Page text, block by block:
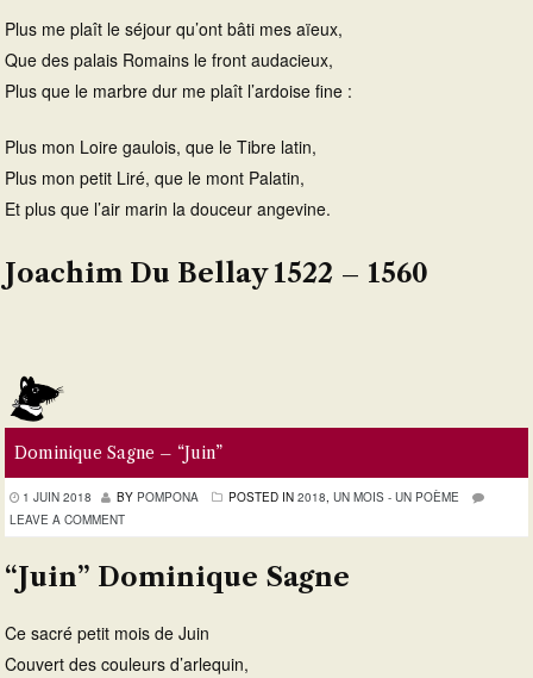
Plus me plaît le séjour qu’ont bâti mes aïeux,
Que des palais Romains le front audacieux,
Plus que le marbre dur me plaît l’ardoise fine :
Plus mon Loire gaulois, que le Tibre latin,
Plus mon petit Liré, que le mont Palatin,
Et plus que l’air marin la douceur angevine.
Joachim Du Bellay 1522 – 1560
Dominique Sagne – “Juin”
1 JUIN 2018 BY POMPONA POSTED IN 2018 UN MOIS - UN POÈME
LEAVE A COMMENT
“Juin” Dominique Sagne
Ce sacré petit mois de Juin
Couvert des couleurs d’arlequin,